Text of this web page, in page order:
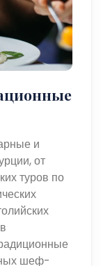
и
от
туров по
шеф-